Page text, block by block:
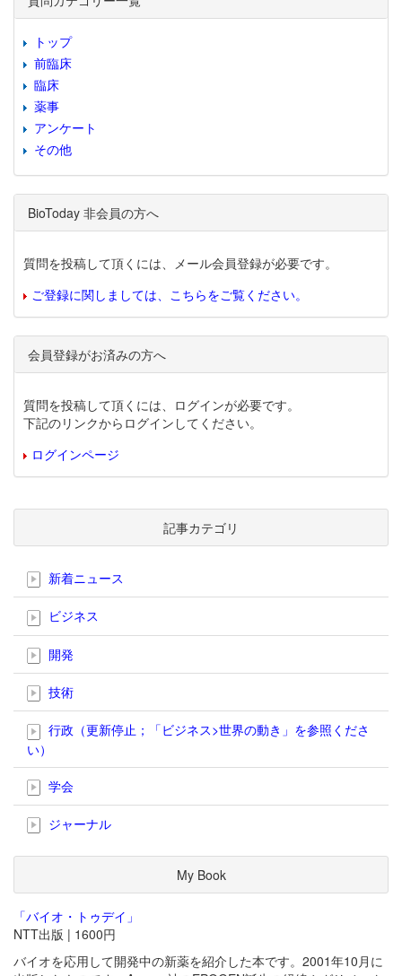
トップ
前臨床
臨床
薬事
アンケート
その他
BioToday 非会員の方へ
質問を投稿して頂くには、メール会員登録が必要です。
ご登録に関しましては、こちらをご覧ください。
会員登録がお済みの方へ
質問を投稿して頂くには、ログインが必要です。
下記のリンクからログインしてください。
ログインページ
記事カテゴリ
新着ニュース
ビジネス
開発
技術
行政（更新停止；「ビジネス>世界の動き」を参照くださ
い）
学会
ジャーナル
My Book
「バイオ・トゥデイ」
NTT出版 | 1600円
バイオを応用して開発中の新薬を紹介した本です。2001年10月に